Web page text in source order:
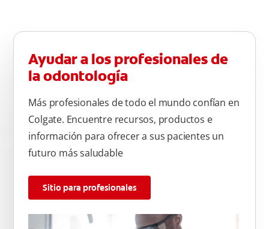
Ayudar a los profesionales de
la odontología
Más profesionales de todo el mundo confían en
Colgate. Encuentre recursos, productos e
información para ofrecer a sus pacientes un
futuro más saludable
Sitio para profesionales